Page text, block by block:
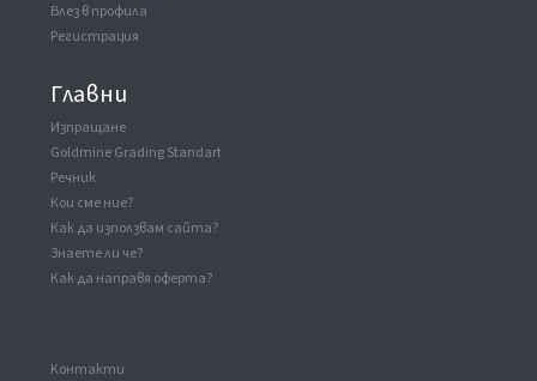
Влез в профила
Регистрация
Главни
Изпращане
Goldmine Grading Standart
Речник
Кои сме ние?
Как да използвам сайта?
Знаете ли че?
Как да направя оферта?
Kонтакти